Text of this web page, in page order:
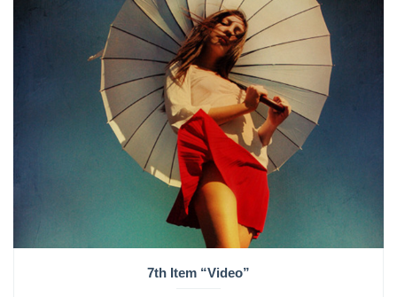
7th Item “Video”